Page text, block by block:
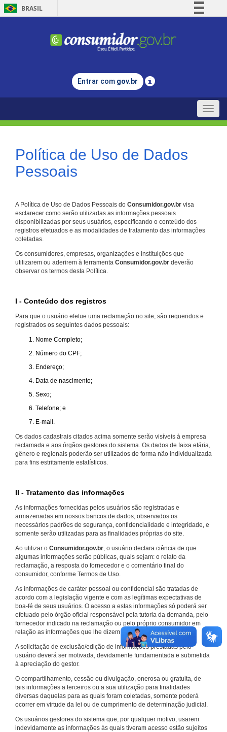
BRASIL
Comunica BR
Legislação
Entrar com gov.br
Toggle
Política de Uso de Dados
Pessoais
A Política de Uso de Dados Pessoais do Consumidor.gov.br visa
esclarecer como serão utilizadas as informações pessoais
disponibilizadas por seus usuários, especificando o conteúdo dos
registros efetuados e as modalidades de tratamento das informações
coletadas.
Os consumidores, empresas, organizações e instituições que
utilizarem ou aderirem à ferramenta Consumidor.gov.br deverão
observar os termos desta Política.
I - Conteúdo dos registros
Para que o usuário efetue uma reclamação no site, são requeridos e
registrados os seguintes dados pessoais:
Nome Completo;
Número do CPF;
Endereço;
Data de nascimento;
Sexo;
Telefone; e
E-mail.
Os dados cadastrais citados acima somente serão visíveis à empresa
reclamada e aos órgãos gestores do sistema. Os dados de faixa etária,
gênero e regionais poderão ser utilizados de forma não individualizada
para fins estritamente estatísticos.
II - Tratamento das informações
As informações fornecidas pelos usuários são registradas e
armazenadas em nossos bancos de dados, observados os
necessários padrões de segurança, confidencialidade e integridade, e
somente serão utilizadas para as finalidades próprias do site.
Ao utilizar o Consumidor.gov.br, o usuário declara ciência de que
algumas informações serão públicas, quais sejam: o relato da
reclamação, a resposta do fornecedor e o comentário final do
consumidor, conforme Termos de Uso.
As informações de caráter pessoal ou confidencial são tratadas de
acordo com a legislação vigente e com as legítimas expectativas de
boa-fé de seus usuários. O acesso a estas informações só poderá ser
efetuado pelo órgão oficial responsável pela tutoria da demanda, pelo
fornecedor indicado na reclamação ou pelo próprio consumidor em
relação as informações que lhe dizem respeito.
A solicitação de exclusão/edição de informações prestadas pelo
usuário deverá ser motivada, devidamente fundamentada e submetida
à apreciação do gestor.
O compartilhamento, cessão ou divulgação, onerosa ou gratuita, de
tais informações a terceiros ou a sua utilização para finalidades
diversas daquelas para as quais foram coletadas, somente poderá
ocorrer em virtude da lei ou de cumprimento de determinação judicial.
Os usuários gestores do sistema que, por qualquer motivo, usarem
indevidamente as informações às quais tiveram acesso estão sujeitos